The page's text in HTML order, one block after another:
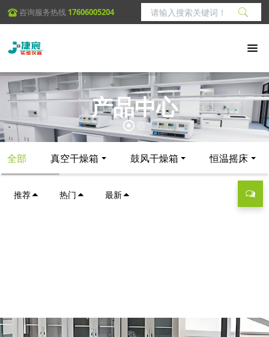
咨询服务热线 17606005204
产品中心
全部 真空干燥箱 鼓风干燥箱 恒温摇床
推荐 热门 最新